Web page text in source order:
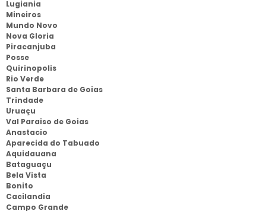
Lugiania
Mineiros
Mundo Novo
Nova Gloria
Piracanjuba
Posse
Quirinopolis
Rio Verde
Santa Barbara de Goias
Trindade
Uruaçu
Val Paraiso de Goias
Anastacio
Aparecida do Tabuado
Aquidauana
Bataguaçu
Bela Vista
Bonito
Cacilandia
Campo Grande